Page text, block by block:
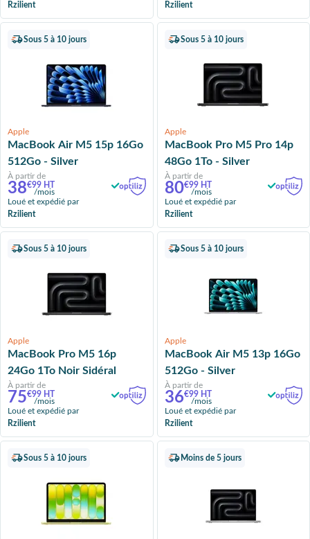
Rzilient
Rzilient
Sous 5 à 10 jours
Apple
MacBook Air M5 15p 16Go
512Go - Silver
À partir de
38€99 HT
/mois
Loué et expédié par
Rzilient
Sous 5 à 10 jours
Apple
MacBook Pro M5 Pro 14p
48Go 1To - Silver
À partir de
80€99 HT
/mois
Loué et expédié par
Rzilient
Sous 5 à 10 jours
Apple
MacBook Pro M5 16p
24Go 1To Noir Sidéral
À partir de
75€99 HT
/mois
Loué et expédié par
Rzilient
Sous 5 à 10 jours
Apple
MacBook Air M5 13p 16Go
512Go - Silver
À partir de
36€99 HT
/mois
Loué et expédié par
Rzilient
Sous 5 à 10 jours Moins de 5 jours